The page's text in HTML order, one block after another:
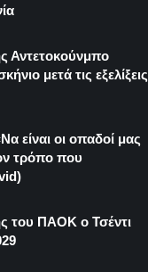
Αντετοκούνμπο
μετά τις εξελίξεις
είναι οι οπαδοί μας
τρόπο που
του ΠΑΟΚ ο Τσέντι